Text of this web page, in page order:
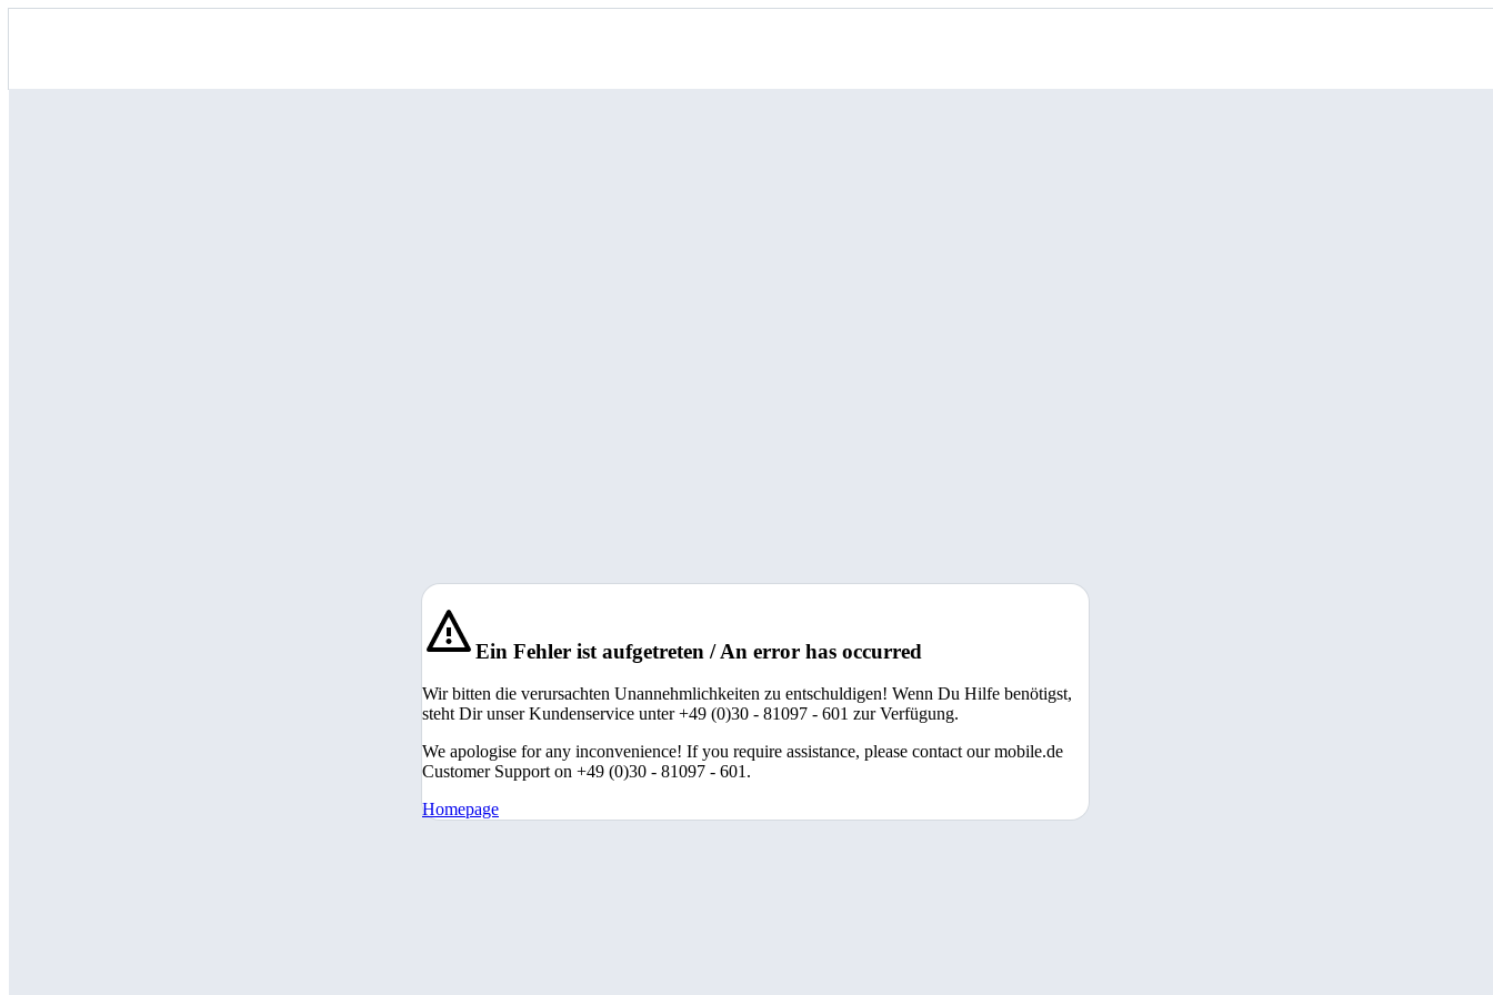
Ein Fehler ist aufgetreten / An error has occurred
Wir bitten die verursachten Unannehmlichkeiten zu entschuldigen! Wenn Du Hilfe benötigst,
steht Dir unser Kundenservice unter +49 (0)30 - 81097 - 601 zur Verfügung.
We apologise for any inconvenience! If you require assistance, please contact our mobile.de
Customer Support on +49 (0)30 - 81097 - 601.
Homepage